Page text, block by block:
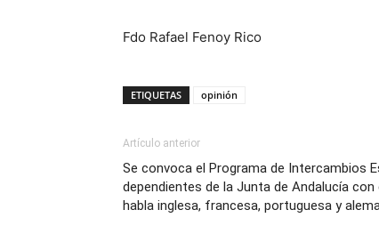
Fdo Rafael Fenoy Rico
ETIQUETAS opinión
Artículo anterior
Se convoca el Programa de Intercambios
dependientes de la Junta de Andalucía
habla inglesa, francesa, portuguesa y